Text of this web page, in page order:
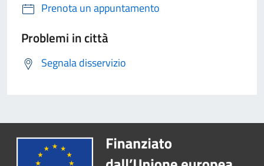
Prenota un appuntamento
Problemi in città
Segnala disservizio